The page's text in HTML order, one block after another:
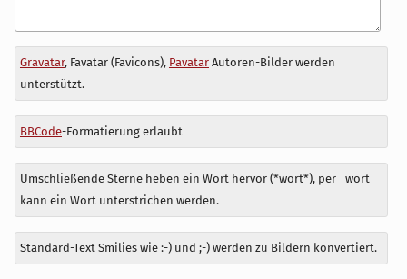
Antwort
zu
Gravatar, Favatar (Favicons), PavatarAutoren-Bilder werden
unterstützt.
BBCode-Formatierung erlaubt
Umschließende Sterne heben ein Wort hervor (*wort*), per _wort_
kann ein Wort unterstrichen werden.
Standard-Text Smilies wie :-) und ;-) werden zu Bildern konvertiert.